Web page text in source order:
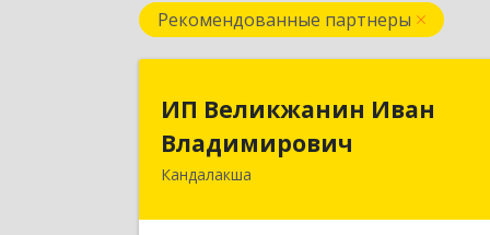
Рекомендованные партнеры
ИП Великжанин Иван
Владимирович
Кандалакша
Владимирович
184046, Мурманская обл, Кандалакша